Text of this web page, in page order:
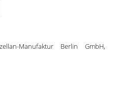
Manufaktur Berlin GmbH,